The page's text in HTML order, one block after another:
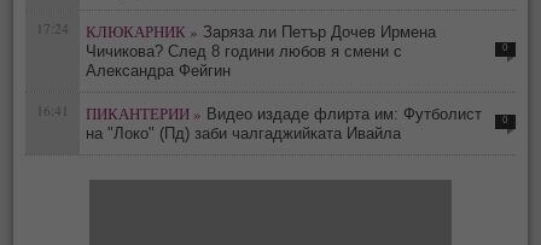
17:24 КЛЮКАРНИК » Заряза ли Петър Дочев Ирмена
Чичикова? След 8 години любов я смени с
Александра Фейгин
0
16:41 ПИКАНТЕРИИ » Видео издаде флирта им: Футболист
на "Локо" (Пд) заби чалгаджийката Ивайла
0